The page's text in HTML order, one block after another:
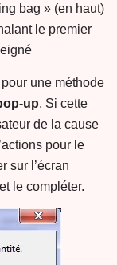
bag » (en haut)
le premier
une méthode
up. Si cette
de la cause
pour le
sur l’écran
le compléter.